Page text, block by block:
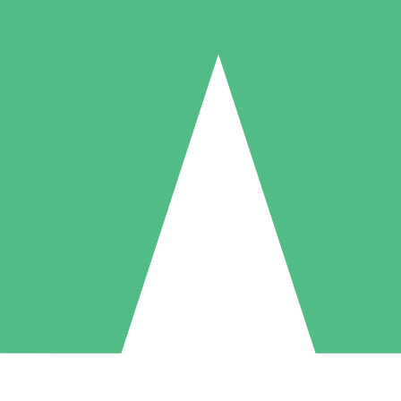
Packs de Crédits Individuels
à l'utilisation avec des crédits de téléchargement. Sans engagement
5 Téléchargements
US$